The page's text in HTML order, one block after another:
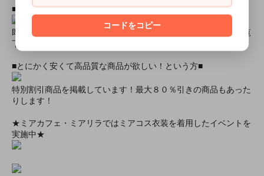
■すぐに商品が欲しい！！という方■
即日配達商品一覧がございますので、よろしければそちらをご覧
下さいませ。
■とにかく安くて高品質な商品が欲しい！という方■
特別割引商品を掲載しています！最大８０％引きの商品もあった
りします！
★ミアカフェ・ミアリラではミアコス衣装を着用したイベントを
実施中★
コードをコピー